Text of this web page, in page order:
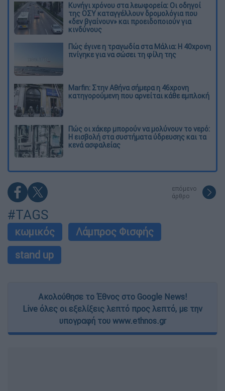
Κυνήγι χρόνου στα λεωφορεία: Οι οδηγοί
της ΟΣΥ καταγγέλλουν δρομολόγια που
«δεν βγαίνουν» και προειδοποιούν για
κινδύνους
Πώς έγινε η τραγωδία στα Μάλια: Η 40χρονη
πνίγηκε για να σώσει τη φίλη της
Marfin: Στην Αθήνα σήμερα η 46χρονη
κατηγορούμενη που αρνείται κάθε εμπλοκή
Πώς οι χάκερ μπορούν να μολύνουν το νερό:
Η εισβολή στα συστήματα ύδρευσης και τα
κενά ασφαλείας
επόμενο
άρθρο
#TAGS
κωμικός
Λάμπρος Φισφής
stand up
Ακολούθησε το Έθνος στο Google News!
Live όλες οι εξελίξεις λεπτό προς λεπτό, με την
υπογραφή του www.ethnos.gr